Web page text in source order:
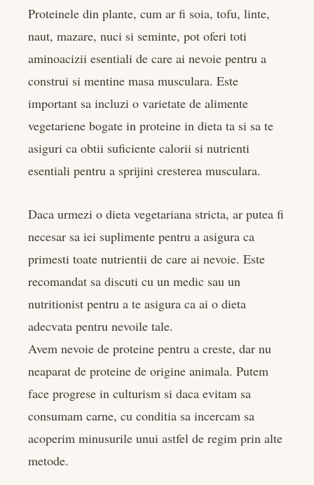
Proteinele din plante, cum ar fi soia, tofu, linte,
naut, mazare, nuci si seminte, pot oferi toti
aminoacizii esentiali de care ai nevoie pentru a
construi si mentine masa musculara. Este
important sa incluzi o varietate de alimente
vegetariene bogate in proteine in dieta ta si sa te
asiguri ca obtii suficiente calorii si nutrienti
esentiali pentru a sprijini cresterea musculara.
Daca urmezi o dieta vegetariana stricta, ar putea fi
necesar sa iei suplimente pentru a asigura ca
primesti toate nutrientii de care ai nevoie. Este
recomandat sa discuti cu un medic sau un
nutritionist pentru a te asigura ca ai o dieta
adecvata pentru nevoile tale.
Avem nevoie de proteine pentru a creste, dar nu
neaparat de proteine de origine animala. Putem
face progrese in culturism si daca evitam sa
consumam carne, cu conditia sa incercam sa
acoperim minusurile unui astfel de regim prin alte
metode.